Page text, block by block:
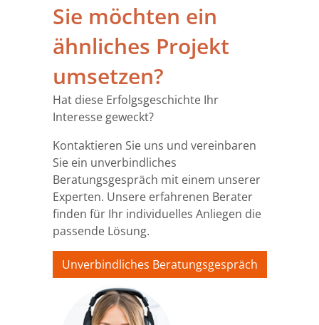
Sie möchten ein
ähnliches Projekt
umsetzen?
Hat diese Erfolgsgeschichte Ihr
Interesse geweckt?
Kontaktieren Sie uns und vereinbaren
Sie ein unverbindliches
Beratungsgespräch mit einem unserer
Experten. Unsere erfahrenen Berater
finden für Ihr individuelles Anliegen die
passende Lösung.
Unverbindliches Beratungsgespräch